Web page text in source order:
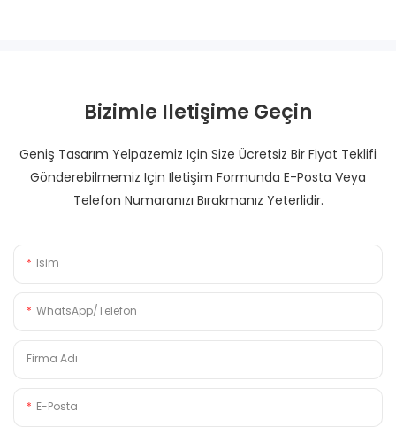
Bizimle Iletişime Geçin
Geniş Tasarım Yelpazemiz Için Size Ücretsiz Bir Fiyat Teklifi
Gönderebilmemiz Için Iletişim Formunda E-Posta Veya
Telefon Numaranızı Bırakmanız Yeterlidir.
Isim
WhatsApp/Telefon
Firma Adı
E-Posta